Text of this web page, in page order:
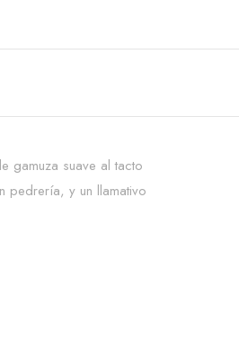
gamuza suave al tacto
pedrería, y un llamativo